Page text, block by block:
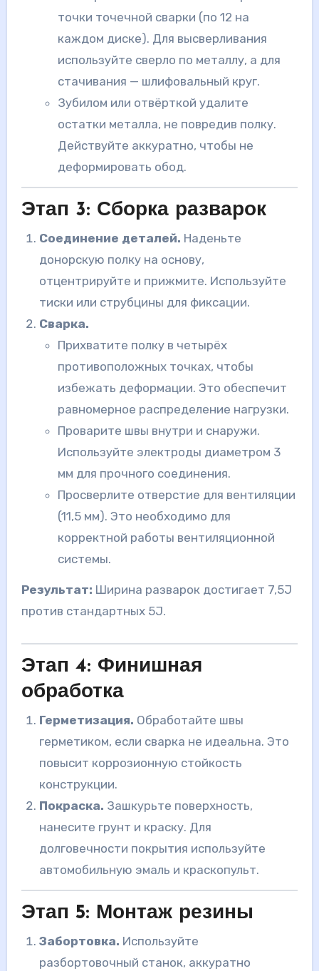
точки точечной сварки (по 12 на
каждом диске). Для высверливания
используйте сверло по металлу, а для
стачивания — шлифовальный круг.
Зубилом или отвёрткой удалите
остатки металла, не повредив полку.
Действуйте аккуратно, чтобы не
деформировать обод.
Этап 3: Сборка разварок
Соединение деталей. Наденьте
донорскую полку на основу,
отцентрируйте и прижмите. Используйте
тиски или струбцины для фиксации.
Сварка.
Прихватите полку в четырёх
противоположных точках, чтобы
избежать деформации. Это обеспечит
равномерное распределение нагрузки.
Проварите швы внутри и снаружи.
Используйте электроды диаметром 3
мм для прочного соединения.
Просверлите отверстие для вентиляции
(11,5 мм). Это необходимо для
корректной работы вентиляционной
системы.
Результат: Ширина разварок достигает 7,5J
против стандартных 5J.
Этап 4: Финишная
обработка
Герметизация. Обработайте швы
герметиком, если сварка не идеальна. Это
повысит коррозионную стойкость
конструкции.
Покраска. Зашкурьте поверхность,
нанесите грунт и краску. Для
долговечности покрытия используйте
автомобильную эмаль и краскопульт.
Этап 5: Монтаж резины
Забортовка. Используйте
разбортовочный станок, аккуратно